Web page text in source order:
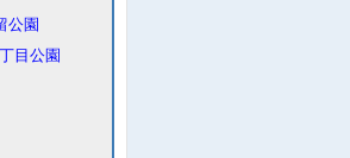
公園
目公園